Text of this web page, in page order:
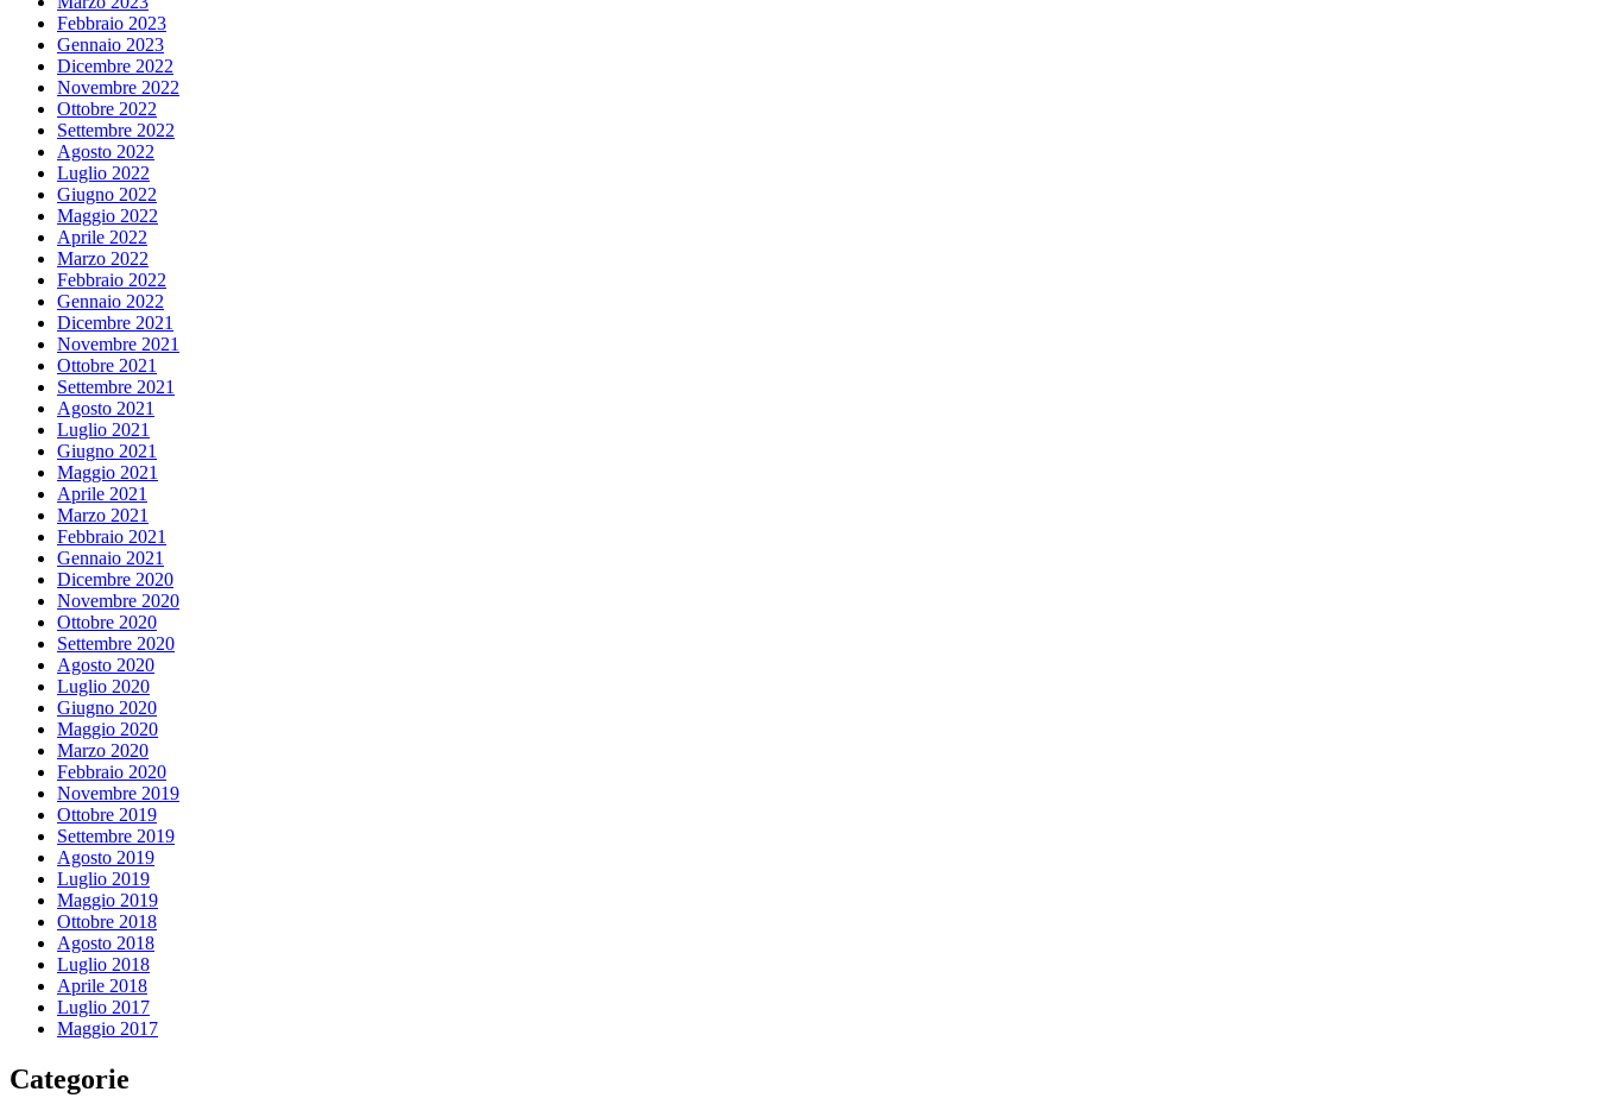
Febbraio 2023
Gennaio 2023
Dicembre 2022
Novembre 2022
Ottobre 2022
Settembre 2022
Agosto 2022
Luglio 2022
Giugno 2022
Maggio 2022
Aprile 2022
Marzo 2022
Febbraio 2022
Gennaio 2022
Dicembre 2021
Novembre 2021
Ottobre 2021
Settembre 2021
Agosto 2021
Luglio 2021
Giugno 2021
Maggio 2021
Aprile 2021
Marzo 2021
Febbraio 2021
Gennaio 2021
Dicembre 2020
Novembre 2020
Ottobre 2020
Settembre 2020
Agosto 2020
Luglio 2020
Giugno 2020
Maggio 2020
Marzo 2020
Febbraio 2020
Novembre 2019
Ottobre 2019
Settembre 2019
Agosto 2019
Luglio 2019
Maggio 2019
Ottobre 2018
Agosto 2018
Luglio 2018
Aprile 2018
Luglio 2017
Maggio 2017
Categorie